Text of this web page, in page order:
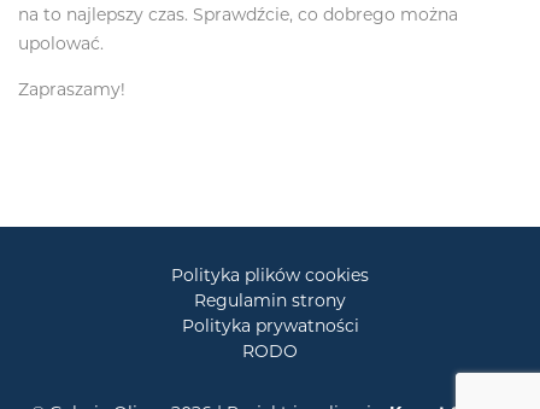
na to najlepszy czas. Sprawdźcie, co dobrego można
upolować.
Zapraszamy!
Polityka plików cookies
Regulamin strony
Polityka prywatności
RODO